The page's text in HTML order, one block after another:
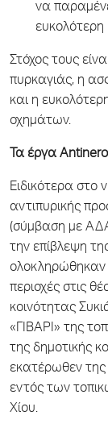
να
Στόχος τους
πυρκαγιάς, η
και η
οχημάτων.
Τα έργαAntinero
Ειδικότερα στο
αντιπυρικής
(σύμβαση με
την επίβλεψη
ολοκληρώθηκαν
περιοχές στις
κοινότητας
«ΓΙΒΑΡΙ» της
της δημοτικής
εκατέρωθεν
εντός των
Χίου.